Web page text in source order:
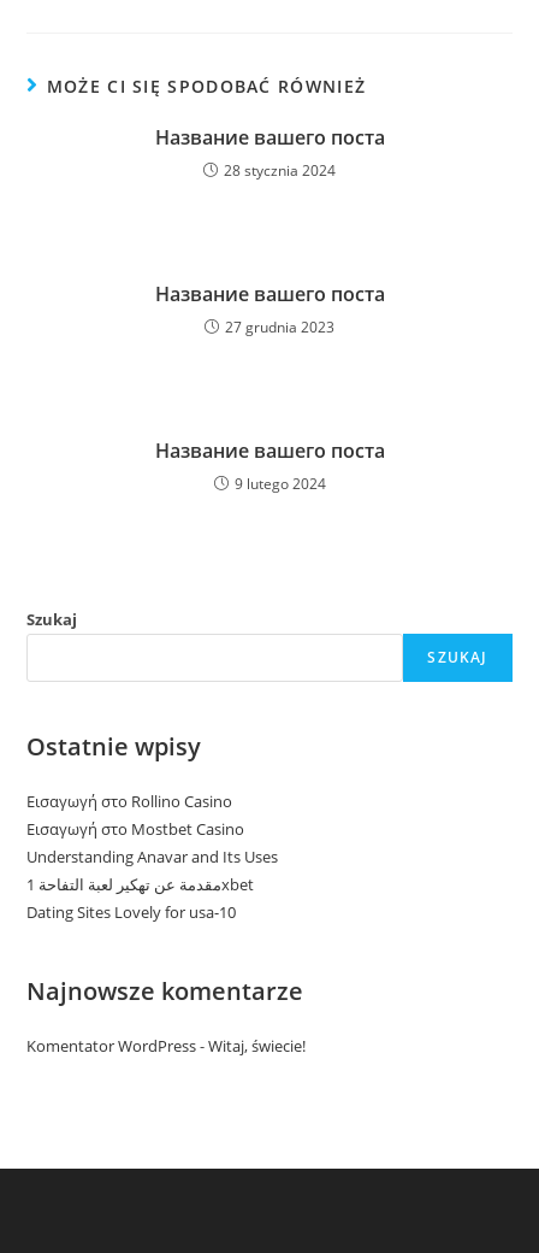
MOŻE CI SIĘ SPODOBAĆ RÓWNIEŻ
Название вашего поста
28 stycznia 2024
Название вашего поста
27 grudnia 2023
Название вашего поста
9 lutego 2024
Szukaj
SZUKAJ
Ostatnie wpisy
Εισαγωγή στο Rollino Casino
Εισαγωγή στο Mostbet Casino
Understanding Anavar and Its Uses
مقدمة عن تهكير لعبة التفاحة 1xbet
Dating Sites Lovely for usa-10
Najnowsze komentarze
Komentator WordPress-Witaj, świecie!